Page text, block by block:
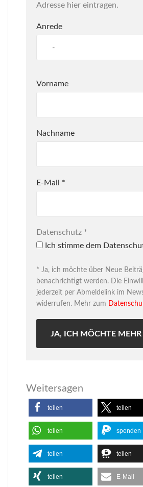
Adresse hier eintragen.
Anrede
Vorname
Nachname
E-Mail *
Datenschutz *
Ich stimme dem
* Ja, ich möchte über Neue
benachrichtigt werden. Die
jederzeit per Abmeldelink im
widerrufen. Mehr zum
Weitersagen
teilen teilen
teilen spenden
teilen teilen
teilen E-Mail